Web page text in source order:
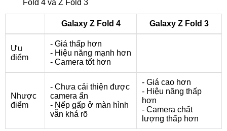
Fold 4 và Z Fold 3
Galaxy Z Fold 4 Galaxy Z Fold 3
Ưu
điểm
- Giá thấp hơn
- Hiệu năng mạnh hơn
- Camera tốt hơn
Nhược
điểm
- Chưa cải thiện được
camera ẩn
- Nếp gấp ở màn hình
vẫn khá rõ
- Giá cao hơn
- Hiệu năng thấp
hơn
- Camera chất
lượng thấp hơn